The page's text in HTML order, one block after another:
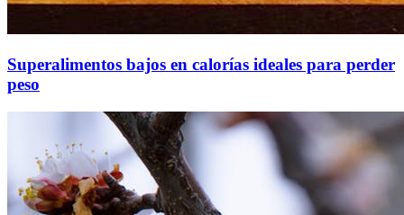
Superalimentos bajos en calorías ideales para perder
peso